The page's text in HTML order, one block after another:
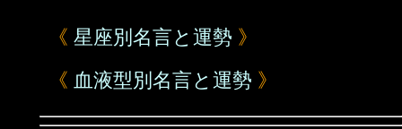
《 星座別名言と運勢 》
《 血液型別名言と運勢 》